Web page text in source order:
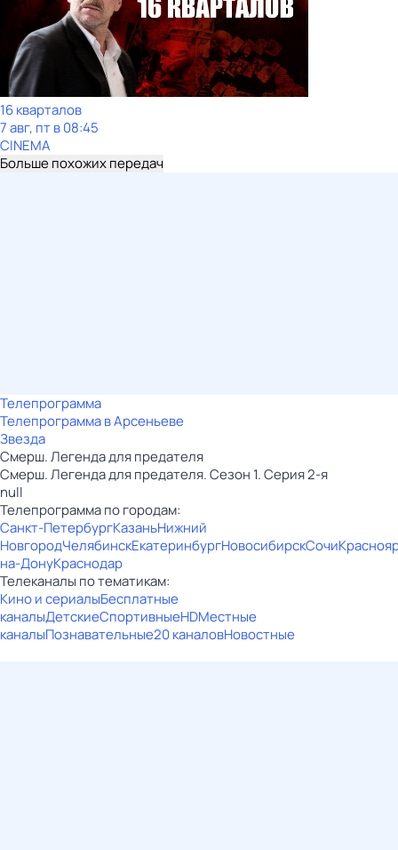
16 кварталов
7 авг, пт в 08:45
CINEMA
Больше похожих передач
Телепрограмма
Телепрограмма в Арсеньеве
Звезда
Смерш. Легенда для предателя
Смерш. Легенда для предателя. Сезон 1. Серия 2-я
null
Телепрограмма по городам:
Санкт-ПетербургКазаньНижний
НовгородЧелябинскЕкатеринбургНовосибирскСочи
на-ДонуКраснодар
Телеканалы по тематикам:
Кино и сериалыБесплатные
каналыДетскиеСпортивныеHDМестные
каналыПознавательные20 каналовНовостные